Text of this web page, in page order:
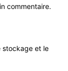
commentaire.
stockage et le